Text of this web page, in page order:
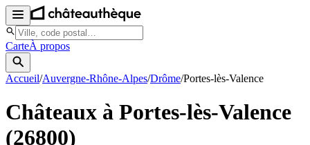
CarteÀ propos
Accueil/Auvergne-Rhône-Alpes/Drôme/Portes-lès-Valence
Châteaux à Portes-lès-Valence
(26800)